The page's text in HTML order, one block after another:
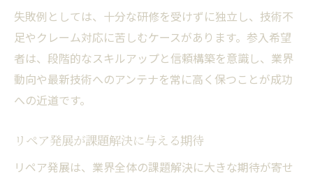
失敗例としては、十分な研修を受けずに独立し、技術不
足やクレーム対応に苦しむケースがあります。参入希望
者は、段階的なスキルアップと信頼構築を意識し、業界
動向や最新技術へのアンテナを常に高く保つことが成功
への近道です。
リペア発展が課題解決に与える期待
リペア発展は、業界全体の課題解決に大きな期待が寄せ